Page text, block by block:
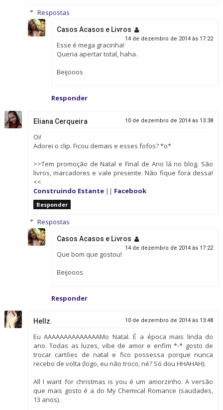
Respostas
Casos Acasos e Livros
14 de dezembro de 2014 às 17:22
Esse é mega gracinha!
Queria apertar total, haha.
Beijooos
Responder
Eliana Cerqueira 10 de dezembro de 2014 às 13:38
Oi!
Adorei o clip. Ficou demais e esses fofos? *o*
>>Tem promoção de Natal e Final de Ano lá no blog. São
livros, marcadores e vale presente. Não fique fora dessa!
<<
Construindo Estante|| Facebook
Responder
Respostas
Casos Acasos e Livros
14 de dezembro de 2014 às 17:22
Que bom que gostou!
Beijooos
Responder
Hellz. 10 de dezembro de 2014 às 13:48
Eu AAAAAAAAAAAAAAMo Natal. É a época mais linda do
ano. Todas as luzes, vibe de amor e enfim *-* gosto de
trocar cartões de natal e fico possessa porque nunca
recebo de volta (logo, eu não troco, né? Só dou HHAHAH).
All I want for christmas is you é um amorzinho. A versão
que mais gosto é a do My Chemical Romance (saudades,
13 anos).